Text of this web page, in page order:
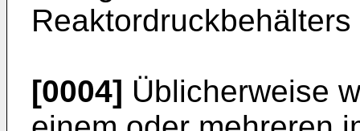
[0004] Üblicherweise